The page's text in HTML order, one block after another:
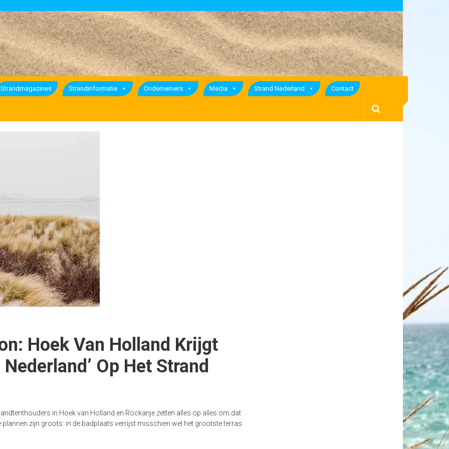
Strandmagazines Strandinformatie Ondernemers Media Strand Nederland Contact
Hoek Van Holland Krijgt
Op Het Strand
in Hoek van Holland en Rockanje zetten alles op alles om dat
zijn groots: in de badplaats verrijst misschien wel het grootste terras